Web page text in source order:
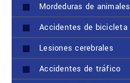
Mordeduras de animales
Accidentes de bicicleta
Lesiones cerebrales
Accidentes de tráfico